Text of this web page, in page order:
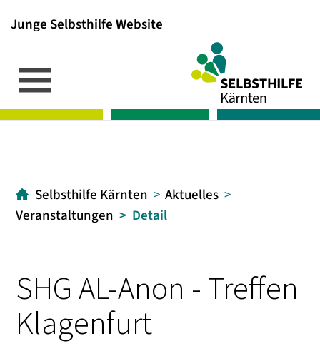
Junge Selbsthilfe Website
[1]
[2]
[3]
Selbsthilfe Kärnten
Aktuelles
Veranstaltungen
Detail
SHG AL-Anon - Treffen
Klagenfurt